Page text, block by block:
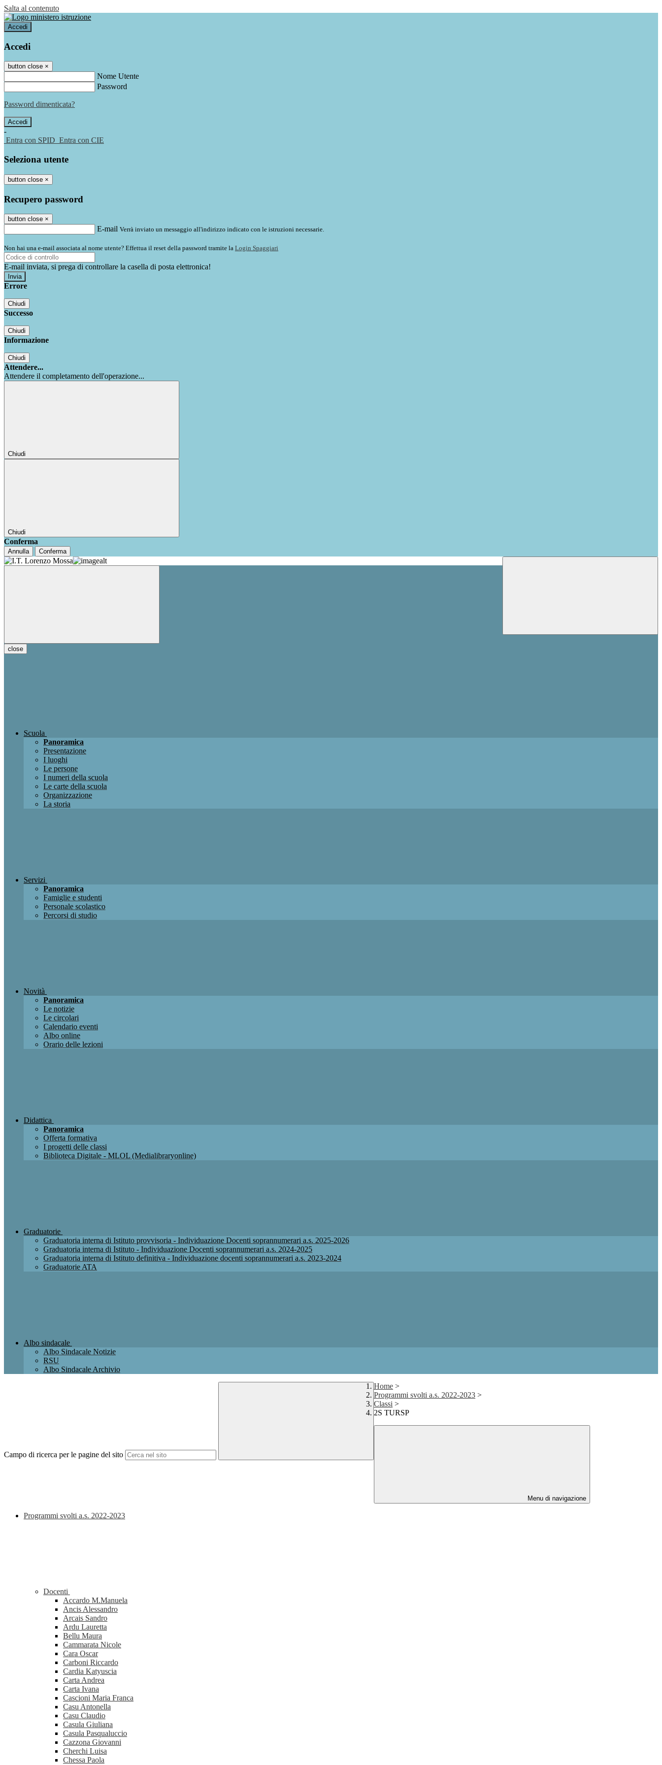
Salta al contenuto
Accedi
Accedi
button close ×
Nome Utente
Password
Password dimenticata?
-
Entra con SPID Entra con CIE
Seleziona utente
button close ×
Recupero password
button close ×
E-mail Verrà inviato un messaggio all'indirizzo indicato con le istruzioni necessarie.
Non hai una e-mail associata al nome utente? Effettua il reset della password tramite la Login Spaggiari
E-mail inviata, si prega di controllare la casella di posta elettronica!
Errore
Chiudi
Successo
Chiudi
Informazione
Chiudi
Attendere...
Attendere il completamento dell'operazione...
Chiudi
Chiudi
Conferma
Annulla Conferma
close
Scuola
Panoramica
Presentazione
I luoghi
Le persone
I numeri della scuola
Le carte della scuola
Organizzazione
La storia
Servizi
Panoramica
Famiglie e studenti
Personale scolastico
Percorsi di studio
Novità
Panoramica
Le notizie
Le circolari
Calendario eventi
Albo online
Orario delle lezioni
Didattica
Panoramica
Offerta formativa
I progetti delle classi
Biblioteca Digitale - MLOL (Medialibraryonline)
Graduatorie
Graduatoria interna di Istituto provvisoria - Individuazione Docenti soprannumerari a.s. 2025-2026
Graduatoria interna di Istituto - Individuazione Docenti soprannumerari a.s. 2024-2025
Graduatoria interna di Istituto definitiva - Individuazione docenti soprannumerari a.s. 2023-2024
Graduatorie ATA
Albo sindacale
Albo Sindacale Notizie
RSU
Albo Sindacale Archivio
Campo di ricerca per le pagine del sito
Home >
Programmi svolti a.s. 2022-2023 >
Classi >
2S TURSP
Menu di navigazione
Programmi svolti a.s. 2022-2023
Docenti
Accardo M.Manuela
Ancis Alessandro
Arcais Sandro
Ardu Lauretta
Bellu Maura
Cammarata Nicole
Cara Oscar
Carboni Riccardo
Cardia Katyuscia
Carta Andrea
Carta Ivana
Cascioni Maria Franca
Casu Antonella
Casu Claudio
Casula Giuliana
Casula Pasqualuccio
Cazzona Giovanni
Cherchi Luisa
Chessa Paola